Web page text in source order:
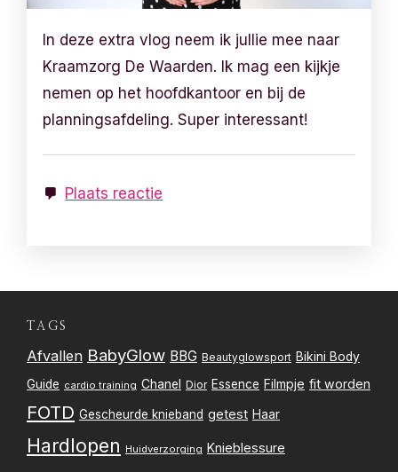
In deze extra vlog neem ik jullie mee naar
Kraamzorg De Waarden. Ik mag een kijkje
nemen op het hoofdkantoor en bij de
planningsafdeling. Super interessant!
Plaats reactie
TAGS
Afvallen BabyGlow BBG Beautyglowsport Bikini Body
Guide cardio training Chanel Dior Essence Filmpje fit worden
FOTD Gescheurde knieband getest Haar
Hardlopen Huidverzorging Knieblessure